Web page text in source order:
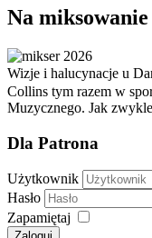
Na
Wizje i halucynacje u
Collins tym razem w
Muzycznego. Jak
Dla Patrona
Użytkownik
Hasło
Zapamiętaj